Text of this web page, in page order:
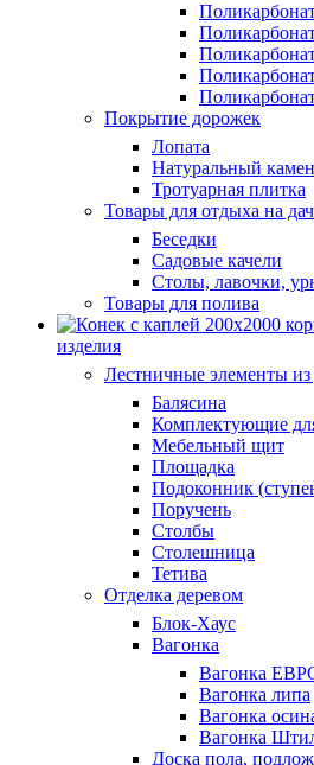
Покрытие дорожек
Лопата
Натуральный
Тротуарная плитка
Товары для отдыха на
Беседки
Садовые качели
Столы, лавочки,
Товары для полива
изделия
Лестничные элементы из
Балясина
Комплектующие
Мебельный щит
Площадка
Подоконник
Поручень
Столбы
Столешница
Тетива
Отделка деревом
Блок-Хаус
Вагонка
Вагонка
Вагонка липа
Вагонка
Вагонка
Доска пола,